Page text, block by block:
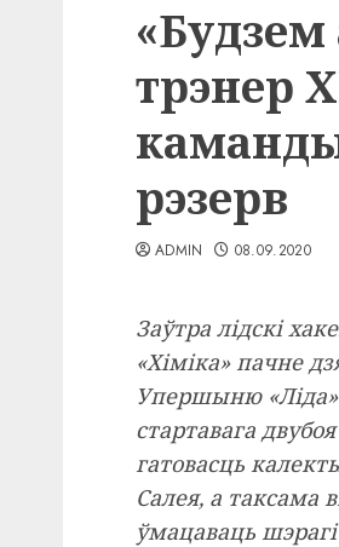
трэнер
каманды
рэзерв
ADMIN 08.09.2020
Заўтра лідскі
«Хіміка» пачне
Упершыню «Ліда»
стартавага
гатовасць
Салея, а таксама
ўмацаваць